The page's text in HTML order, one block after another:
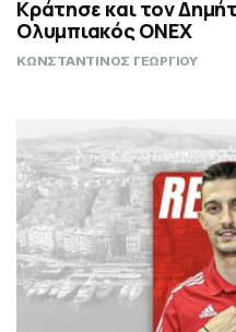
Κράτησε και τον
Ολυμπιακός ΟΝΕΧ
ΚΩΝΣΤΑΝΤΙΝΟΣ ΓΕΩΡΓΙΟΥ